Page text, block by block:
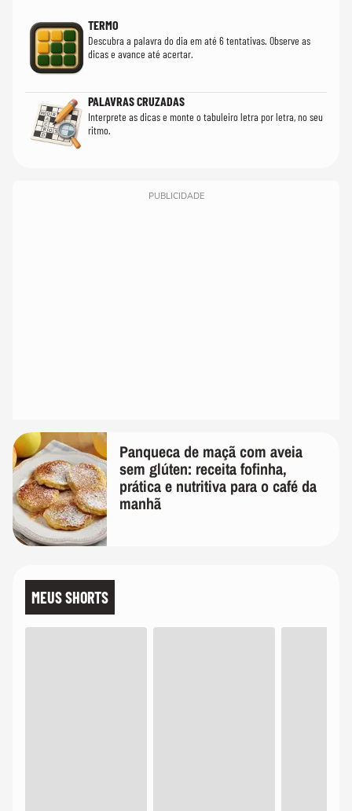
TERMO
Descubra a palavra do dia em até 6 tentativas. Observe as
dicas e avance até acertar.
PALAVRAS CRUZADAS
Interprete as dicas e monte o tabuleiro letra por letra, no seu
ritmo.
PUBLICIDADE
Panqueca de maçã com aveia
sem glúten: receita fofinha,
prática e nutritiva para o café da
manhã
MEUS SHORTS